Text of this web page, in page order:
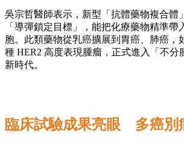
吳宗哲醫師表示，新型「抗體藥物複合體
「導彈鎖定目標」，能把化療藥物精準帶
胞。此類藥物從乳癌擴展到胃癌、肺癌，
種 HER2 高度表現腫瘤，正式進入「不分
新時代。
臨床試驗成果亮眼 多癌別